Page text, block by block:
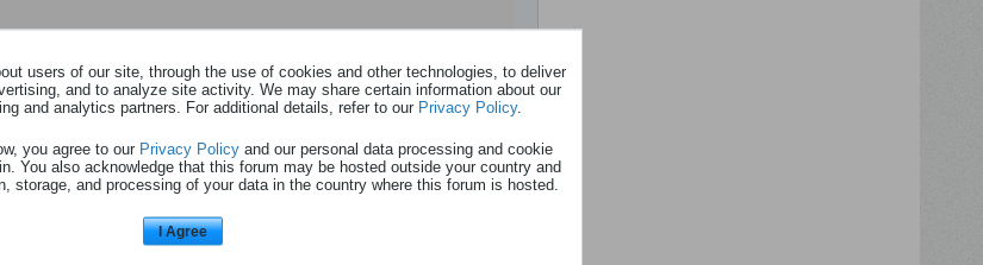
fun… à vivre entre amis, si vous osez.
dans une maison isolée pour un dernier repas en mémoire de son
lorsqu’une force démoniaque s’invite à table.
promet une descente aux enfers aussi intense que fun.
users of our site, through the use of cookies and other technologies, to deliver
and to analyze site activity. We may share certain information about our
and analytics partners. For additional details, refer to our Privacy Policy.
you agree to our Privacy Policyand our personal data processing and cookie
You also acknowledge that this forum may be hosted outside your country and
storage, and processing of your data in the country where this forum is hosted.
I Agree